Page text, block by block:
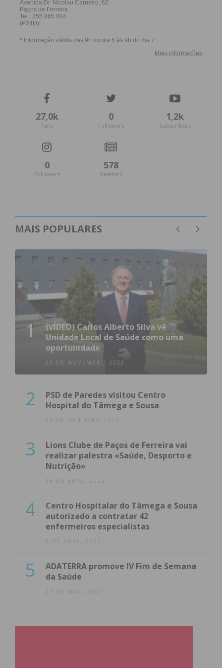
27,0k
Fans
0
Followers
1,2k
Subscribers
0
Followers
578
Readers
MAIS POPULARES
1
(VÍDEO) Carlos Alberto Silva vê
Unidade Local de Saúde como uma
oportunidade
23 DE NOVEMBRO 2023
2
PSD de Paredes visitou Centro
Hospital do Tâmega e Sousa
23 DE OUTUBRO 2023
3
Lions Clube de Paços de Ferreira vai
realizar palestra «Saúde, Desporto e
Nutrição»
14 DE ABRIL 2022
4
Centro Hospitalar do Tâmega e Sousa
autorizado a contratar 42
enfermeiros especialistas
8 DE ABRIL 2022
5
ADATERRA promove IV Fim de Semana
da Saúde
21 DE MAIO 2021